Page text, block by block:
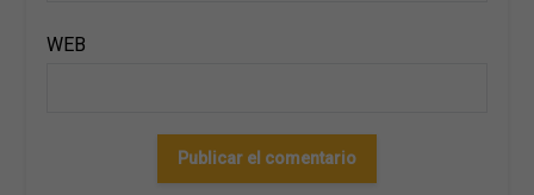
WEB